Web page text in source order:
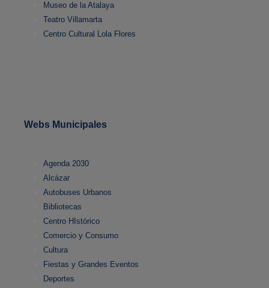
Museo de la Atalaya
Teatro Villamarta
Centro Cultural Lola Flores
Webs Municipales
Agenda 2030
Alcázar
Autobuses Urbanos
Bibliotecas
Centro HIstórico
Comercio y Consumo
Cultura
Fiestas y Grandes Eventos
Deportes